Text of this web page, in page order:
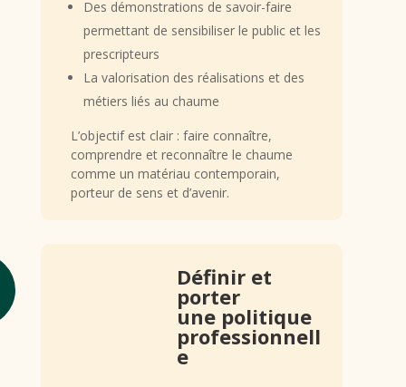
Des démonstrations de savoir-faire
permettant de sensibiliser le public et les
prescripteurs
La valorisation des réalisations et des
métiers liés au chaume
L’objectif est clair : faire connaître,
comprendre et reconnaître le chaume
comme un matériau contemporain,
porteur de sens et d’avenir.
Définir et
porter
une politique
professionnell
e